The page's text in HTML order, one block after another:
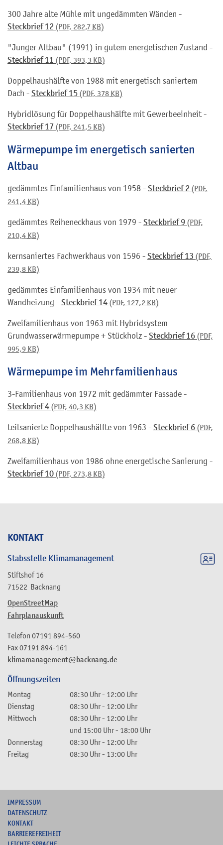
KONTAKT
Stabsstelle Klimamanagement
Stiftshof 16
71522 Backnang
OpenStreetMap
Fahrplanauskunft
klimamanagement@backnang.de
Telefon 07191 894-560
Fax07191 894-161
Öffnungszeiten
Montag 08:30 Uhr- 12:00 Uhr
Dienstag
08:30 Uhr- 12:00 Uhr
Mittwoch
08:30 Uhr- 12:00 Uhr
und 15:00 Uhr- 18:00 Uhr
Donnerstag
08:30 Uhr- 12:00 Uhr
Freitag
08:30 Uhr- 13:00 Uhr
300 Jahre alte Mühle mit ungedämmten Wänden -
Steckbrief 12 (PDF, 282,7KB)
"Junger Altbau" (1991) in gutem energetischen Zustand -
Steckbrief 11 (PDF, 393,3 KB)
Doppelhaushälfte von 1988 mit energetisch saniertem
Dach - Steckbrief 15 (PDF, 378KB)
Hybridlösung für Doppelhaushälfte mit Gewerbeeinheit -
Steckbrief 17 (PDF, 241,5KB)
Wärmepumpe im energetisch sanierten
Altbau
gedämmtes Einfamilienhaus von 1958 - Steckbrief 2 (PDF,
241,4KB)
gedämmtes Reiheneckhaus von 1979 - Steckbrief 9 (PDF,
210,4KB)
kernsaniertes Fachwerkhaus von 1596 - Steckbrief 13 (PDF,
239,8KB)
gedämmtes Einfamilienhaus von 1934 mit neuer
Wandheizung - Steckbrief 14 (PDF, 127,2KB)
Zweifamilienhaus von 1963 mit Hybridsystem
Grundwasserwärmepumpe + Stückholz - Steckbrief 16 (PDF,
995,9KB)
Wärmepumpe im Mehrfamilienhaus
3-Familienhaus von 1972 mit gedämmter Fassade -
Steckbrief 4 (PDF, 40,3 KB)
teilsanierte Doppelhaushälfte von 1963 - Steckbrief 6 (PDF,
268,8KB)
Zweifamilienhaus von 1986 ohne energetische Sanierung -
Steckbrief 10 (PDF, 273,8KB)
IMPRESSUM
DATENSCHUTZ
KONTAKT
BARRIEREFREIHEIT